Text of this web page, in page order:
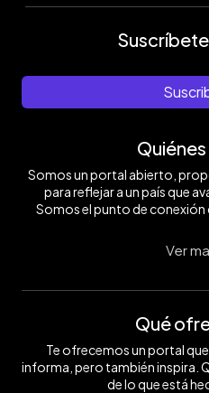
Somos un portal abierto,
para reflejar a un país que
Somos el punto de conexión
Ver
Qué
Te ofrecemos un portal
informa, pero también inspira.
de lo que está